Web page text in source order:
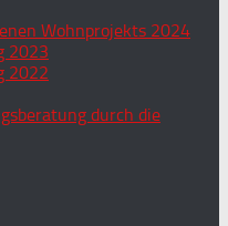
Wohnprojekts 2024
2023
2022
durch die